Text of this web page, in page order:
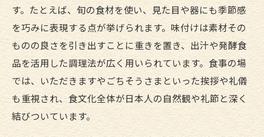
す。たとえば、旬の食材を使い、見た目や器にも季節感
を巧みに表現する点が挙げられます。味付けは素材その
ものの良さを引き出すことに重きを置き、出汁や発酵食
品を活用した調理法が広く用いられています。食事の場
では、いただきますやごちそうさまといった挨拶や礼儀
も重視され、食文化全体が日本人の自然観や礼節と深く
結びついています。